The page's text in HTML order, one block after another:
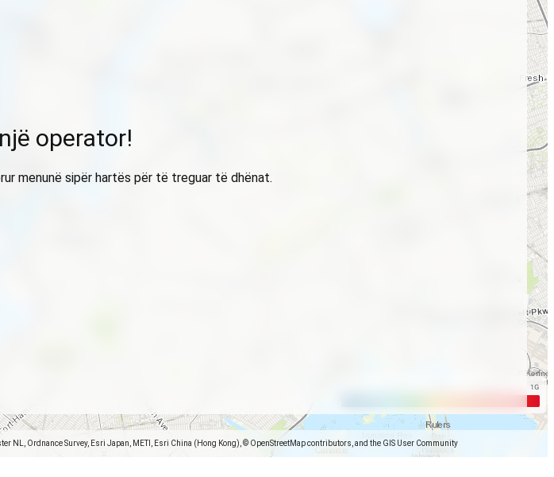
NL, Ordnance Survey, Esri Japan, METI, Esri China (Hong Kong), © OpenStreetMap contributors, and the GIS User Community
operator!
menunë sipër hartës për të treguar të dhënat.